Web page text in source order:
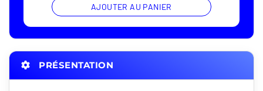
AJOUTER AU PANIER
PRÉSENTATION